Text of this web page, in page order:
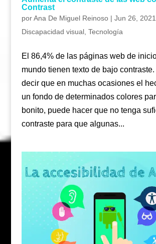
Contrast
porAna De Miguel Reinoso| Jun 26, 2021
Discapacidad visual, Tecnología
El 86,4% de las páginas web de
mundo tienen texto de bajo
decir que en muchas ocasiones el
un fondo de determinados colores
bonito, puede hacer que no tenga
contraste para que algunas...